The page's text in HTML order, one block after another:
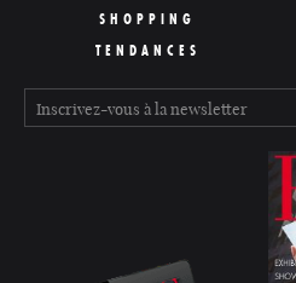
SHOPPING
TENDANCES